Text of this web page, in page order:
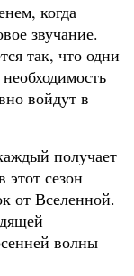
когда
звучание.
так, что одни
войдут в
получает
этот сезон
от Вселенной.
волны